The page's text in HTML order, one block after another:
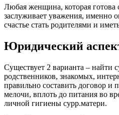
Любая женщина, которая готова
заслуживает уважения, именно
счастье стать родителями и
Юридический
Существует 2 варианта – найти
родственников, знакомых,
правильно составить договор и
мелочи, вплоть до питания во
личной гигиены сурр.матери.